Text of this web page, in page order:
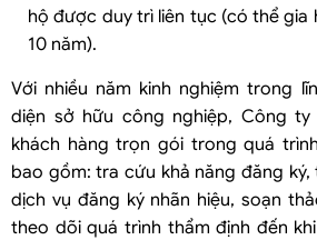
hộ được duy trì liên tục (có thể gia
10 năm).
Với nhiều năm kinh nghiệm trong
diện sở hữu công nghiệp, Công
khách hàng trọn gói trong quá
bao gồm: tra cứu khả năng đăng ký,
dịch vụ đăng ký nhãn hiệu, soạn
theo dõi quá trình thẩm định đến